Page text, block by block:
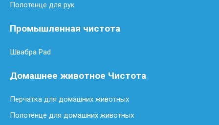
Полотенце для рук
Промышленная чистота
Швабра Pad
Домашнее животное Чистота
Перчатка для домашних животных
Полотенце для домашних животных